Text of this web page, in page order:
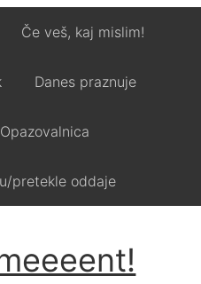
Če veš, kaj mislim!
Danes praznuje
Opazovalnica
pretekle oddaje